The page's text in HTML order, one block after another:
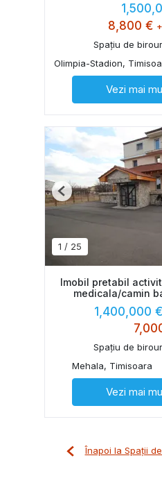
8,800 €
Spațiu de
Olimpia-Stadion,
Vezi mai
1 / 25
Previous
Imobil pretabil
medicala/camin
1,400,000 €
Spațiu de
Mehala, Timisoara
Vezi mai
Înapoi la Spații